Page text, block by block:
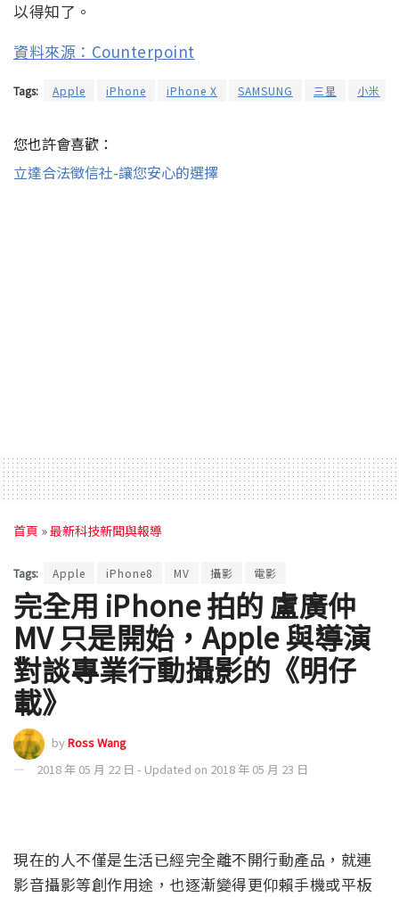
以得知了。
資料來源：Counterpoint
Tags: Apple iPhone iPhone X SAMSUNG 三星 小米
您也許會喜歡：
立達合法徵信社-讓您安心的選擇
首頁 »最新科技新聞與報導
Tags: Apple iPhone8 MV 攝影 電影
完全用 iPhone 拍的 盧廣仲
MV 只是開始，Apple 與導演
對談專業行動攝影的《明仔
載》
byRoss Wang
2018 年 05 月 22 日 - Updated on 2018 年 05 月 23 日
現在的人不僅是生活已經完全離不開行動產品，就連
影音攝影等創作用途，也逐漸變得更仰賴手機或平板